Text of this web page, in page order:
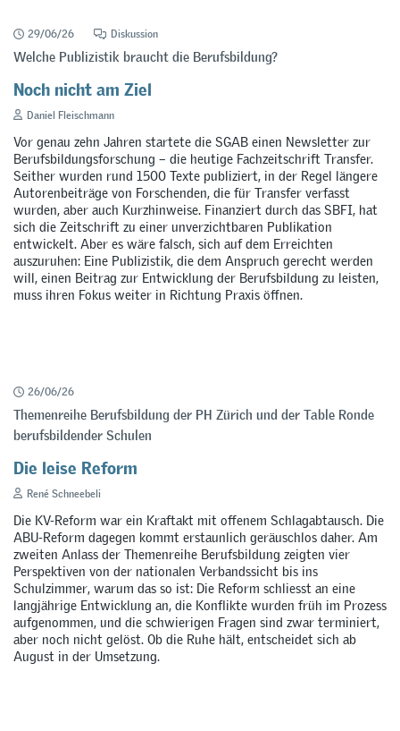
29/06/26 Diskussion
Welche Publizistik braucht die Berufsbildung?
Noch nicht am Ziel
Daniel Fleischmann
Vor genau zehn Jahren startete die SGAB einen Newsletter zur
Berufsbildungsforschung – die heutige Fachzeitschrift Transfer.
Seither wurden rund 1500 Texte publiziert, in der Regel längere
Autorenbeiträge von Forschenden, die für Transfer verfasst
wurden, aber auch Kurzhinweise. Finanziert durch das SBFI, hat
sich die Zeitschrift zu einer unverzichtbaren Publikation
entwickelt. Aber es wäre falsch, sich auf dem Erreichten
auszuruhen: Eine Publizistik, die dem Anspruch gerecht werden
will, einen Beitrag zur Entwicklung der Berufsbildung zu leisten,
muss ihren Fokus weiter in Richtung Praxis öffnen.
26/06/26
Themenreihe Berufsbildung der PH Zürich und der Table Ronde
berufsbildender Schulen
Die leise Reform
René Schneebeli
Die KV-Reform war ein Kraftakt mit offenem Schlagabtausch. Die
ABU-Reform dagegen kommt erstaunlich geräuschlos daher. Am
zweiten Anlass der Themenreihe Berufsbildung zeigten vier
Perspektiven von der nationalen Verbandssicht bis ins
Schulzimmer, warum das so ist: Die Reform schliesst an eine
langjährige Entwicklung an, die Konflikte wurden früh im Prozess
aufgenommen, und die schwierigen Fragen sind zwar terminiert,
aber noch nicht gelöst. Ob die Ruhe hält, entscheidet sich ab
August in der Umsetzung.